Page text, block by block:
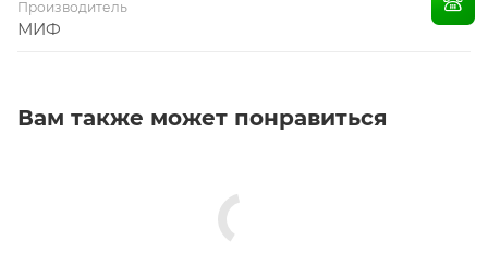
Производитель
МИФ
Вам также может понравиться